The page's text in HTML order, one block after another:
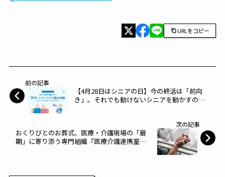
URLをコピー
前の記事
【4月28日はシニアの日】今の終活は「前向
き」。それでも動けないシニアを動かすのは
次の記事
おくりびとのお葬式、医療・介護現場の「最
期」に寄り添う専門組織『医療介護連携室』